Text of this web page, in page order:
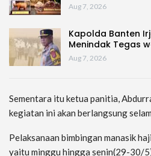
Aug 7, 2026
Kapolda Banten
Menindak Tegas
Aug 7, 2026
Sementara itu ketua panitia,
kegiatan ini akan berlangsung
Pelaksanaan bimbingan manasik
yaitu minggu hingga senin(29-30/